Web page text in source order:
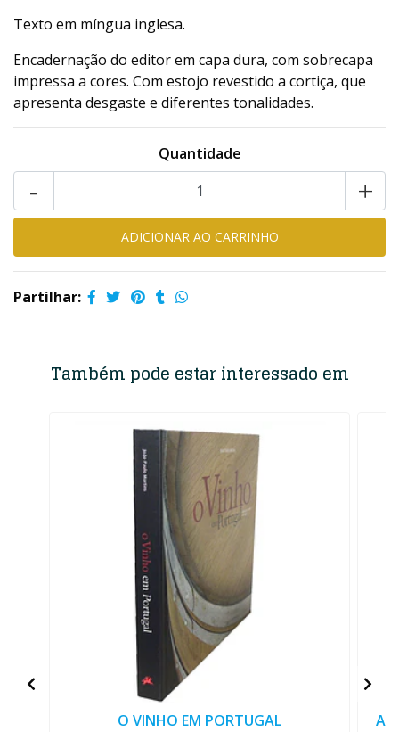
Texto em míngua inglesa.
Encadernação do editor em capa dura, com sobrecapa
impressa a cores. Com estojo revestido a cortiça, que
apresenta desgaste e diferentes tonalidades.
Quantidade
+
-
Partilhar:
Também pode estar interessado em
O VINHO EM PORTUGAL A